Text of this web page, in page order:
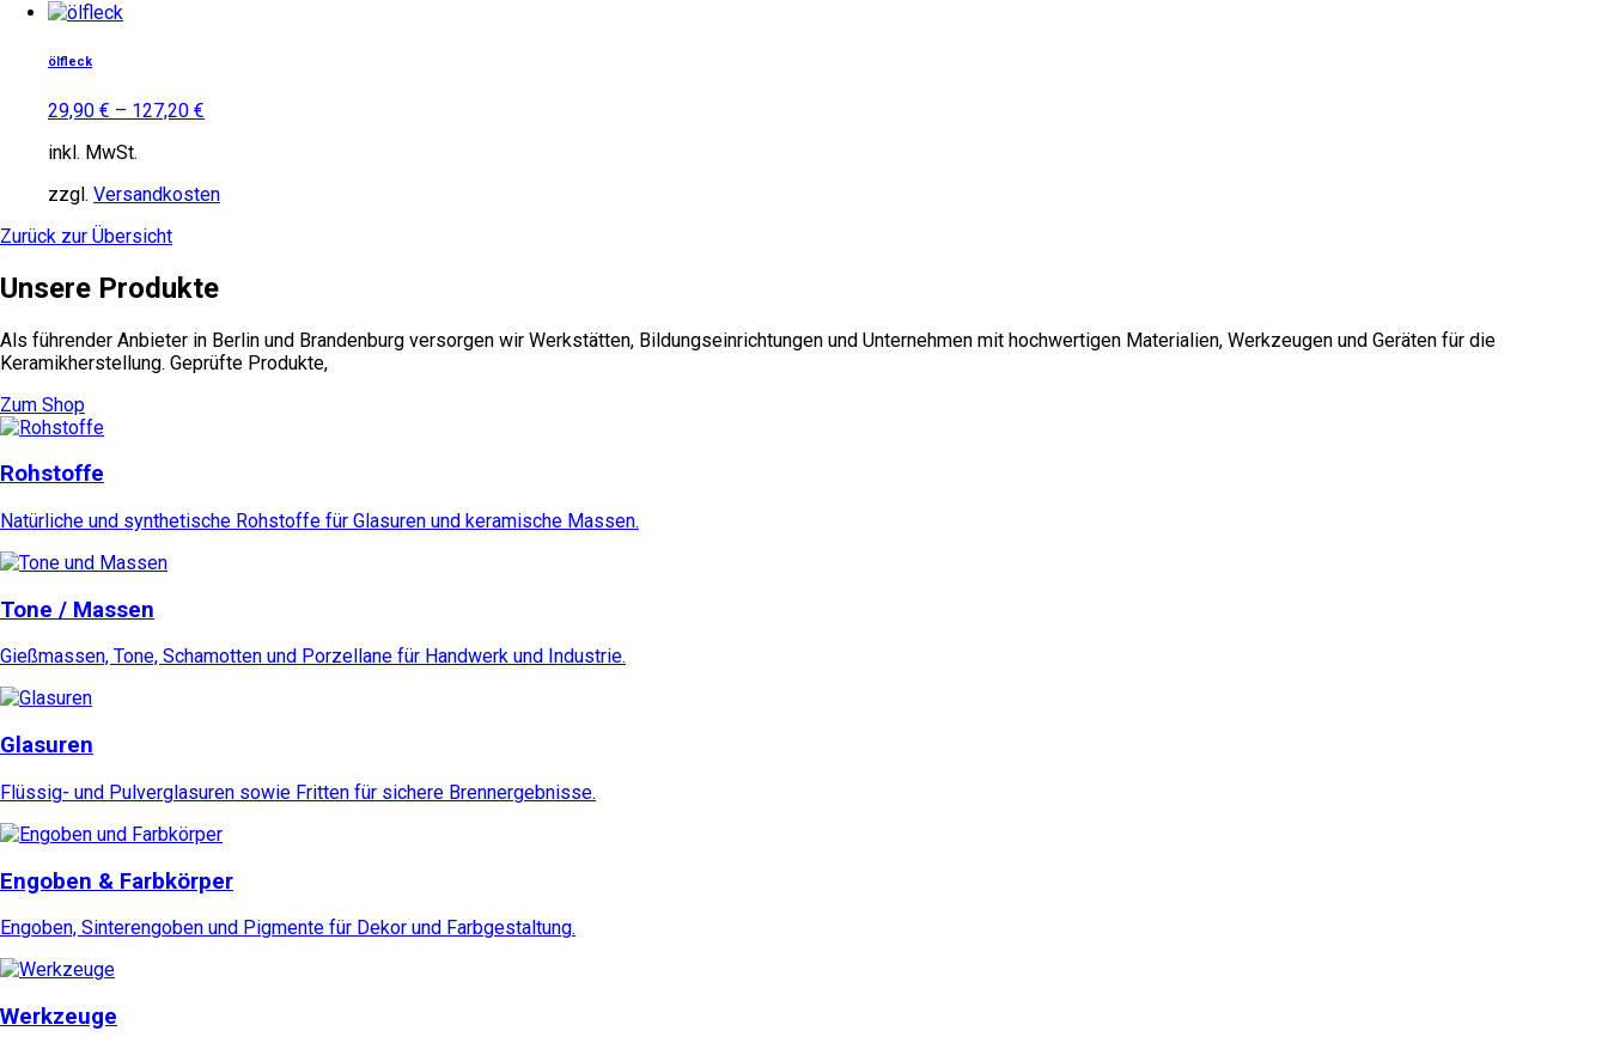
Varianten
auf.
Die
können
der
gewählt
ölfleck
29,90 € – 127,20 €
inkl. MwSt.
zzgl. Versandkosten
Zurück zur Übersicht
Unsere Produkte
Als führender Anbieter in Berlin und Brandenburg versorgen wir Werkstätten, Bildungseinrichtungen und Unternehmen mit hochwertigen Materialien, Werkzeugen und Geräten für die
Keramikherstellung. Geprüfte Produkte,
Zum Shop
Rohstoffe
Natürliche und synthetische Rohstoffe für Glasuren und keramische Massen.
Tone / Massen
Gießmassen, Tone, Schamotten und Porzellane für Handwerk und Industrie.
Glasuren
Flüssig- und Pulverglasuren sowie Fritten für sichere Brennergebnisse.
Engoben & Farbkörper
Engoben, Sinterengoben und Pigmente für Dekor und Farbgestaltung.
Werkzeuge